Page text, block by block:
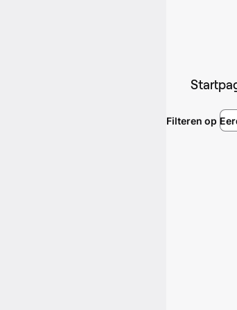
Filteren op